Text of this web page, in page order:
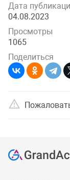
Дата
04.08.2023
Просмотры
1065
Поделиться